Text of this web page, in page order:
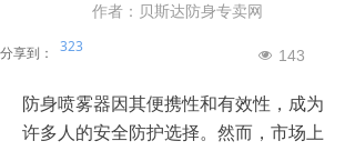
防身喷雾器因其便携性和有效性，成为
许多人的安全防护选择。然而，市场上
넶 143
分享到： 323
作者：贝斯达防身专卖网